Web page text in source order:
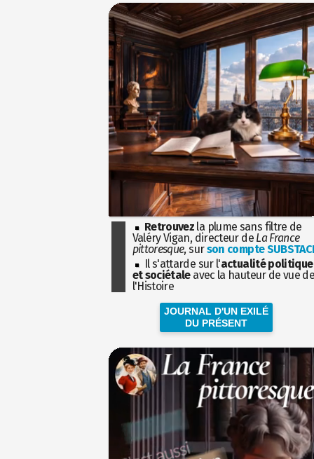
Retrouvez la plume sans filtre de
Valéry Vigan, directeur de La France
pittoresque, surson compte
Il s'attarde sur l'actualité politique
et sociétaleavec la hauteur de vue
l'Histoire
JOURNAL D'UN EXILÉ
DU PRÉSENT